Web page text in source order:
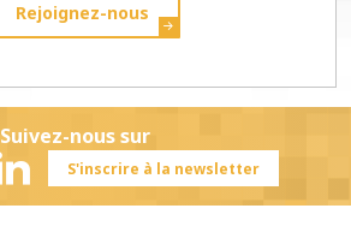
Rejoignez-nous
Suivez-nous sur
S'inscrire à la newsletter